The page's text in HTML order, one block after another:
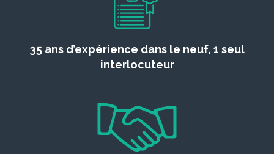
35 ans d’expérience dans le neuf, 1 seul
interlocuteur